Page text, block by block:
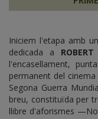
Iniciem l'etapa amb
dedicada a ROBERT
l'encasellament,
permanent del
Segona Guerra
breu, constituïda per
llibre d'aforismes